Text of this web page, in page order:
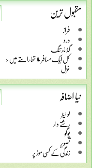
مقبول ترین
فراز
درد
گڈ مارننگ
کل ایک مسافر ملا تھا راستے میں <
غزل
نیا اضافہ
لو لیٹر
رشتے دار
پوگو
تصویر
زندگی کے کسی موڑ پر